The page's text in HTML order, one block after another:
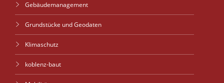
Gebäudemanagement
Grundstücke und Geodaten
Klimaschutz
koblenz-baut